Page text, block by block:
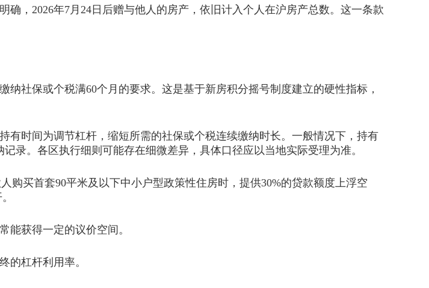
，2026年7月24日后赠与他人的房产，依旧计入个人在沪房产总数。这一条款
社保或个税满60个月的要求。这是基于新房积分摇号制度建立的硬性指标，
时间为调节杠杆，缩短所需的社保或个税连续缴纳时长。一般情况下，持有
录。各区执行细则可能存在细微差异，具体口径应以当地实际受理为准。
买首套90平米及以下中小户型政策性住房时，提供30%的贷款额度上浮空
获得一定的议价空间。
的杠杆利用率。